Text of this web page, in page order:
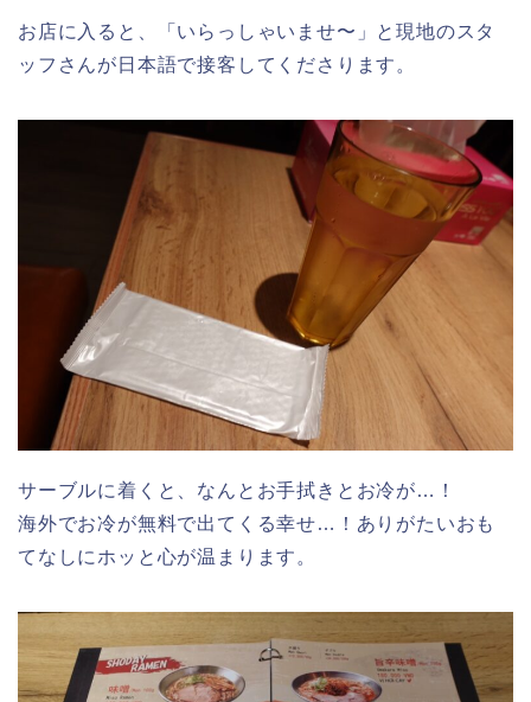
お店に入ると、「いらっしゃいませ〜」と現地のスタ
ッフさんが日本語で接客してくださります。
サーブルに着くと、なんとお手拭きとお冷が…！
海外でお冷が無料で出てくる幸せ…！ありがたいおも
てなしにホッと心が温まります。